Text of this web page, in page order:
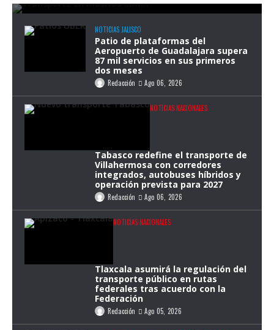
NOTICIAS JALISCO
Patio de plataformas del
Aeropuerto de Guadalajara supera
87 mil servicios en sus primeros
dos meses
Redacción Ago 06, 2026
NOTICIAS NACIONALES
Tabasco redefine el transporte de
Villahermosa con corredores
integrados, autobuses híbridos y
operación prevista para 2027
Redacción Ago 06, 2026
NOTICIAS NACIONALES
Tlaxcala asumirá la regulación del
transporte público en rutas
federales tras acuerdo con la
Federación
Redacción Ago 05, 2026